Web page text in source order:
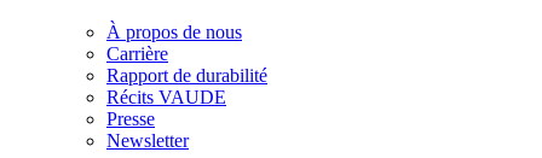
À propos de nous
Carrière
Rapport de durabilité
Récits VAUDE
Presse
Newsletter